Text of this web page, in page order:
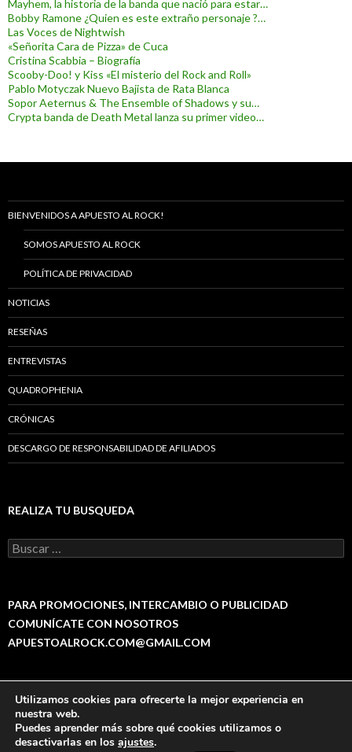
Mayhem, la historia de la banda que nació para estar…
Bobby Ramone ¿Quien es este extraño personaje ?…
Las Voces de Nightwish
«Señorita Cara de Pizza» de Cuca
Cristina Scabbia – Biografía
Scooby-Doo! y Kiss «El misterio del Rock and Roll»
Pablo Motyczak Nuevo Bajista de Rata Blanca
Sopor Aeternus & The Ensemble of Shadows y su…
Crypta banda de Death Metal lanza su primer video…
BIENVENIDOS A APUESTO AL ROCK!
SOMOS APUESTO AL ROCK
POLÍTICA DE PRIVACIDAD
NOTICIAS
RESEÑAS
ENTREVISTAS
QUADROPHENIA
CRÓNICAS
DESCARGO DE RESPONSABILIDAD DE AFILIADOS
REALIZA TU BUSQUEDA
B
u
a
:
PARA PROMOCIONES, INTERCAMBIO O PUBLICIDAD
COMUNÍCATE CON NOSOTROS
APUESTOALROCK.COM@GMAIL.COM
Política de Privacidad Funciona gracias a WordPress
This site is protected by
Utilizamos cookies para ofrecerte la mejor experiencia en
nuestra web.
Puedes aprender más sobre qué cookies utilizamos o
desactivarlas en los ajustes.